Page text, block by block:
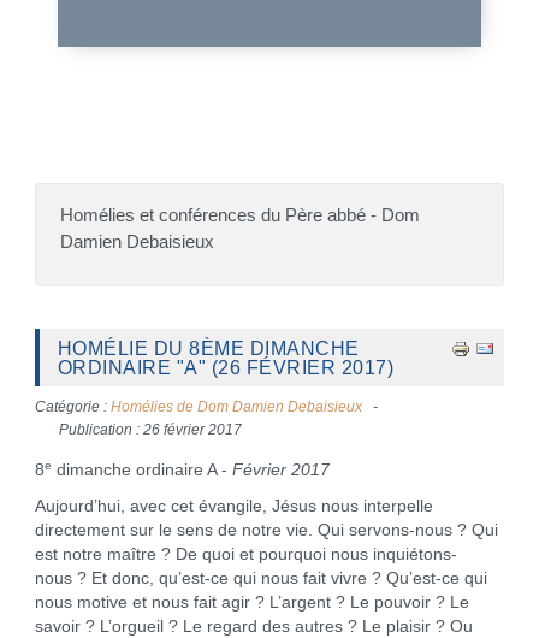
Homélies et conférences du Père abbé - Dom
Damien Debaisieux
HOMÉLIE DU 8ÈME DIMANCHE
ORDINAIRE "A" (26 FÉVRIER 2017)
Catégorie : Homélies de Dom Damien Debaisieux
Publication : 26 février 2017
8e dimanche ordinaire A - Février 2017
Aujourd’hui, avec cet évangile, Jésus nous interpelle
directement sur le sens de notre vie. Qui servons-nous ? Qui
est notre maître ? De quoi et pourquoi nous inquiétons-
nous ? Et donc, qu’est-ce qui nous fait vivre ? Qu’est-ce qui
nous motive et nous fait agir ? L’argent ? Le pouvoir ? Le
savoir ? L’orgueil ? Le regard des autres ? Le plaisir ? Ou